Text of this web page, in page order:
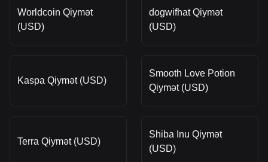
Worldcoin Qiymət
(USD)
dogwifhat Qiymət
(USD)
Kaspa Qiymət (USD)
Smooth Love Potion
Qiymət (USD)
Terra Qiymət (USD)
Shiba Inu Qiymət
(USD)